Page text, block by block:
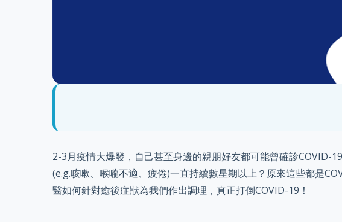
2-3月疫情大爆發，自己甚至身邊的親朋好友都可能曾確診COVID-
(e.g.咳嗽、喉嚨不適、疲倦)一直持續數星期以上？原來這些都是
醫如何針對癒後症狀為我們作出調理，真正打倒COVID-19！